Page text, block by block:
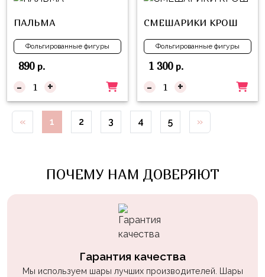
ПАЛЬМА
Фольгированные фигуры
890р.
- +
СМЕШАРИКИ КРОШ
Фольгированные фигуры
1 300р.
- +
« 1 2 3 4 5 »
ПОЧЕМУ НАМ ДОВЕРЯЮТ
Гарантия качества
Мы используем шары лучших производителей. Шары
/
Техника
Животные
Морская
Тема
Звёздные
Трансформеры
Геймеров